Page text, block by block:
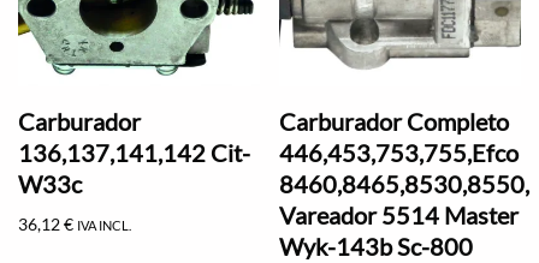
Carburador
136,137,141,142 Cit-
W33c
36,12€ IVA INCL.
Carburador Completo
446,453,753,755,Efco
8460,8465,8530,8550,
Vareador 5514 Master
Wyk-143b Sc-800